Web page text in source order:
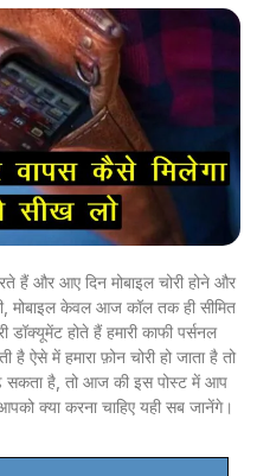
हैं और आए दिन मोबाइल चोरी होने और
मोबाइल केवल आज कॉल तक ही सीमित
होते हैं हमारी काफी पर्सनल
है ऐसे में हमारा फ़ोन चोरी हो जाता है तो
सकता है, तो आज की इस पोस्ट में आप
क्या करना चाहिए यही सब जानेंगे।